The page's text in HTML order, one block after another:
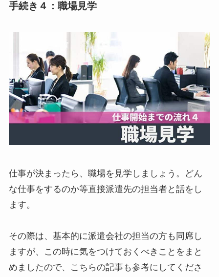
手続き４：職場見学
仕事が決まったら、職場を見学しましょう。どん
な仕事をするのか等直接派遣先の担当者と話をし
ます。
その際は、基本的に派遣会社の担当の方も同席し
ますが、この時に気をつけておくべきことをまと
めましたので、こちらの記事も参考にしてくださ